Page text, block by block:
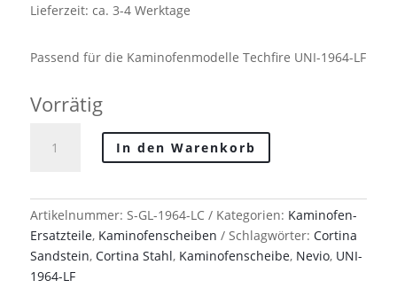
Lieferzeit: ca. 3-4 Werktage
Passend für die Kaminofenmodelle Techfire UNI-1964-LF
Vorrätig
Kaminofenscheibe
UNI-
1964-
LF
Menge
In den Warenkorb
Artikelnummer: S-GL-1964-LC Kategorien: Kaminofen-
Ersatzteile, Kaminofenscheiben Schlagwörter: Cortina
Sandstein, Cortina Stahl, Kaminofenscheibe, Nevio, UNI-
1964-LF